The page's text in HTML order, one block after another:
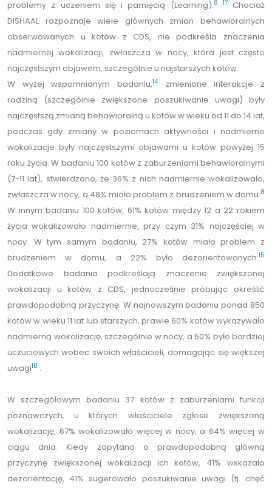
problemy z uczeniem się i pamięcią (Learning).8 17Chociaż
DISHAAL rozpoznaje wiele głównych zmian behawioralnych
obserwowanych u kotów z CDS, nie podkreśla znaczenia
nadmiernej wokalizacji, zwłaszcza w nocy, która jest często
najczęstszym objawem, szczególnie u najstarszych kotów.
W wyżej wspomnianym badaniu,14
zmienione interakcje z
rodziną (szczególnie zwiększone poszukiwanie uwagi) były
najczęstszą zmianą behawioralną u kotów w wieku od 11 do 14 lat,
podczas gdy zmiany w poziomach aktywności i nadmierne
wokalizacje były najczęstszymi objawami u kotów powyżej 15
roku życia. W badaniu 100 kotów z zaburzeniami behawioralnymi
(7-11 lat), stwierdzono, że 36% z nich nadmiernie wokalizowało,
zwłaszcza w nocy, a 48% miało problem z brudzeniem w domu.8
W innym badaniu 100 kotów, 61% kotów między 12 a 22 rokiem
życia wokalizowało nadmiernie, przy czym 31% najczęściej w
nocy. W tym samym badaniu, 27% kotów miało problem z
brudzeniem w domu, a 22% było dezorientowanych.15
Dodatkowe badania podkreślają znaczenie zwiększonej
wokalizacji u kotów z CDS, jednocześnie próbując określić
prawdopodobną przyczynę. W najnowszym badaniu ponad 850
kotów w wieku 11 lat lub starszych, prawie 60% kotów wykazywało
nadmierną wokalizację, szczególnie w nocy, a 50% było bardziej
uczuciowych wobec swoich właścicieli, domagając się większej
uwagi18 .
W szczegółowym badaniu 37 kotów z zaburzeniami funkcji
poznawczych, u których właściciele zgłosili zwiększoną
wokalizację, 67% wokalizowało więcej w nocy, a 64% więcej w
ciągu dnia. Kiedy zapytano o prawdopodobną główną
przyczynę zwiększonej wokalizacji ich kotów, 41% wskazało
dezorientację, 41% sugerowało poszukiwanie uwagi (tj. chęć